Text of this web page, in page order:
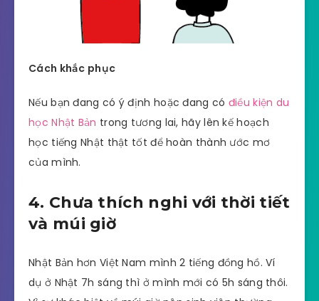
Cách khắc phục
Nếu bạn đang có ý định hoặc đang có điều kiện du
học Nhật Bản trong tương lai, hãy lên kế hoạch
học tiếng Nhật thật tốt để hoàn thành ước mơ
của mình.
4. Chưa thích nghi với thời tiết
và múi giờ
Nhật Bản hơn Việt Nam mình 2 tiếng đồng hồ. Ví
dụ ở Nhật 7h sáng thì ở mình mới có 5h sáng thôi.